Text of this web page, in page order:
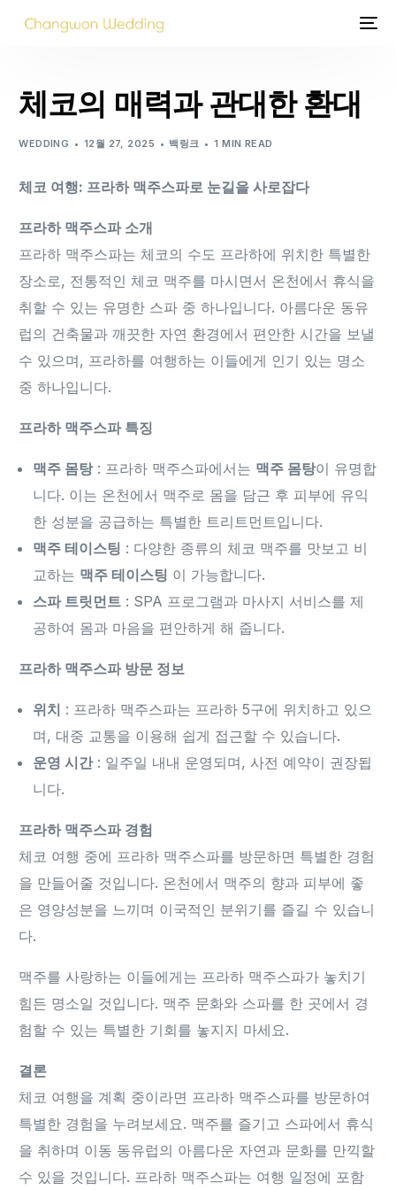
체코의 매력과 관대한 환대
WEDDING 12월 27, 2025 백링크 1 MIN READ
체코 여행: 프라하 맥주스파로 눈길을 사로잡다
프라하 맥주스파 소개
프라하 맥주스파는 체코의 수도 프라하에 위치한 특별한
장소로, 전통적인 체코 맥주를 마시면서 온천에서 휴식을
취할 수 있는 유명한 스파 중 하나입니다. 아름다운 동유
럽의 건축물과 깨끗한 자연 환경에서 편안한 시간을 보낼
수 있으며, 프라하를 여행하는 이들에게 인기 있는 명소
중 하나입니다.
프라하 맥주스파 특징
맥주 몸탕: 프라하 맥주스파에서는 맥주 몸탕이 유명합
니다. 이는 온천에서 맥주로 몸을 담근 후 피부에 유익
한 성분을 공급하는 특별한 트리트먼트입니다.
맥주 테이스팅 : 다양한 종류의 체코 맥주를 맛보고 비
교하는 맥주 테이스팅 이 가능합니다.
스파 트릿먼트 : SPA 프로그램과 마사지 서비스를 제
공하여 몸과 마음을 편안하게 해 줍니다.
프라하 맥주스파 방문 정보
위치 : 프라하 맥주스파는 프라하 5구에 위치하고 있으
며, 대중 교통을 이용해 쉽게 접근할 수 있습니다.
운영 시간: 일주일 내내 운영되며, 사전 예약이 권장됩
니다.
프라하 맥주스파 경험
체코 여행 중에 프라하 맥주스파를 방문하면 특별한 경험
을 만들어줄 것입니다. 온천에서 맥주의 향과 피부에 좋
은 영양성분을 느끼며 이국적인 분위기를 즐길 수 있습니
다.
맥주를 사랑하는 이들에게는 프라하 맥주스파가 놓치기
힘든 명소일 것입니다. 맥주 문화와 스파를 한 곳에서 경
험할 수 있는 특별한 기회를 놓지지 마세요.
결론
체코 여행을 계획 중이라면 프라하 맥주스파를 방문하여
특별한 경험을 누려보세요. 맥주를 즐기고 스파에서 휴식
을 취하며 이동 동유럽의 아름다운 자연과 문화를 만끽할
수 있을 것입니다. 프라하 맥주스파는 여행 일정에 포함